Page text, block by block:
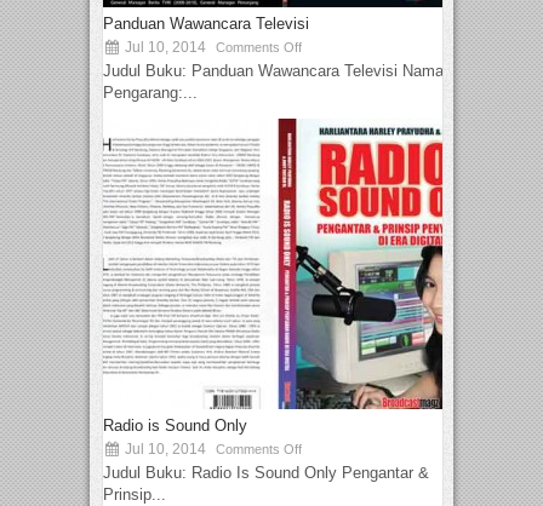
Panduan Wawancara Televisi
Jul 10, 2014 Comments Off
Judul Buku: Panduan Wawancara Televisi Nama
Pengarang:...
Radio is Sound Only
Jul 10, 2014 Comments Off
Judul Buku: Radio Is Sound Only Pengantar &
Prinsip...